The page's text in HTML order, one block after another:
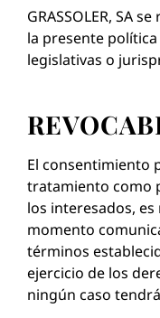
GRASSOLER, SA
la presente
legislativas o
El consentimiento
tratamiento como
los interesados,
momento
términos
ejercicio de los
ningún caso